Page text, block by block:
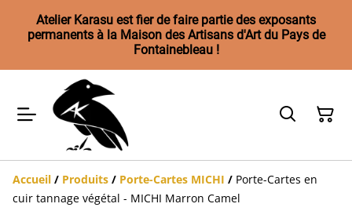
Atelier Karasu est fier de faire partie des exposants
permanents à la Maison des Artisans d'Art du Pays de
Fontainebleau !
Accueil / Produits / Porte-Cartes MICHI / Porte-Cartes en
cuir tannage végétal - MICHI Marron Camel